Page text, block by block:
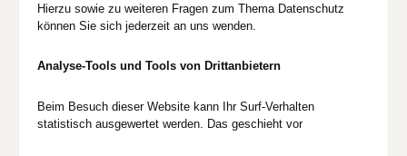
Hierzu sowie zu weiteren Fragen zum Thema Datenschutz
können Sie sich jederzeit an uns wenden.
Analyse-Tools und Tools von Drittanbietern
Beim Besuch dieser Website kann Ihr Surf-Verhalten
statistisch ausgewertet werden. Das geschieht vor